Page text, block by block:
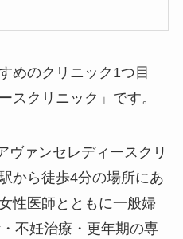
めのクリニック1つ目
スクリニック」です。
ヴァンセレディースクリ
から徒歩4分の場所にあ
性医師とともに一般婦
不妊治療・更年期の専